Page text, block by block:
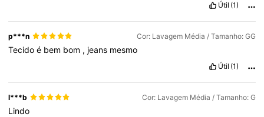
Útil (1)
p***n Cor: Lavagem Média / Tamanho: GG
Tecidoé bem bom , jeans mesmo
Útil (1)
l***b Cor: Lavagem Média / Tamanho: G
Lindo